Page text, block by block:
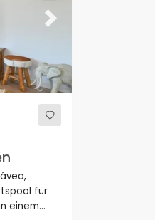
Next
für
einem